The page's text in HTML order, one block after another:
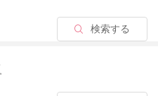
検索する
る